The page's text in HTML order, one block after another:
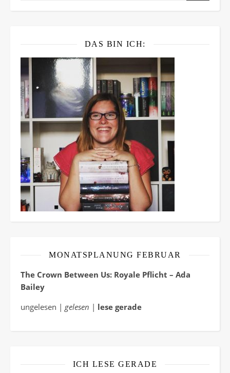
DAS BIN ICH:
MONATSPLANUNG FEBRUAR
The Crown Between Us: Royale Pflicht – Ada
Bailey
ungelesen | gelesen | lese gerade
ICH LESE GERADE